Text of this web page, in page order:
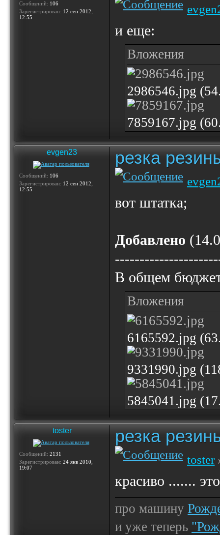
Сообщений: 106
Зарегистрирован: 12 сен 2012,
12:55
и еще:
Вложения
2986546.jpg
7859167.jpg
evgen23
Сообщений: 106
Зарегистрирован: 12 сен 2012,
12:55
резка
вот штатка;
Добавлено
В общем
Вложения
6165592.jpg
9331990.jpg
5845041.jpg
toster
Сообщений: 2131
Зарегистрирован: 24 янв 2010,
19:07
резка
toster
красиво .......
про машину
и уже теперь